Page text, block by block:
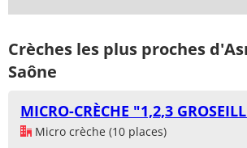
Crèches les plus proches
Saône
MICRO-CRÈCHE "1,2,3
Micro crèche (10 places)